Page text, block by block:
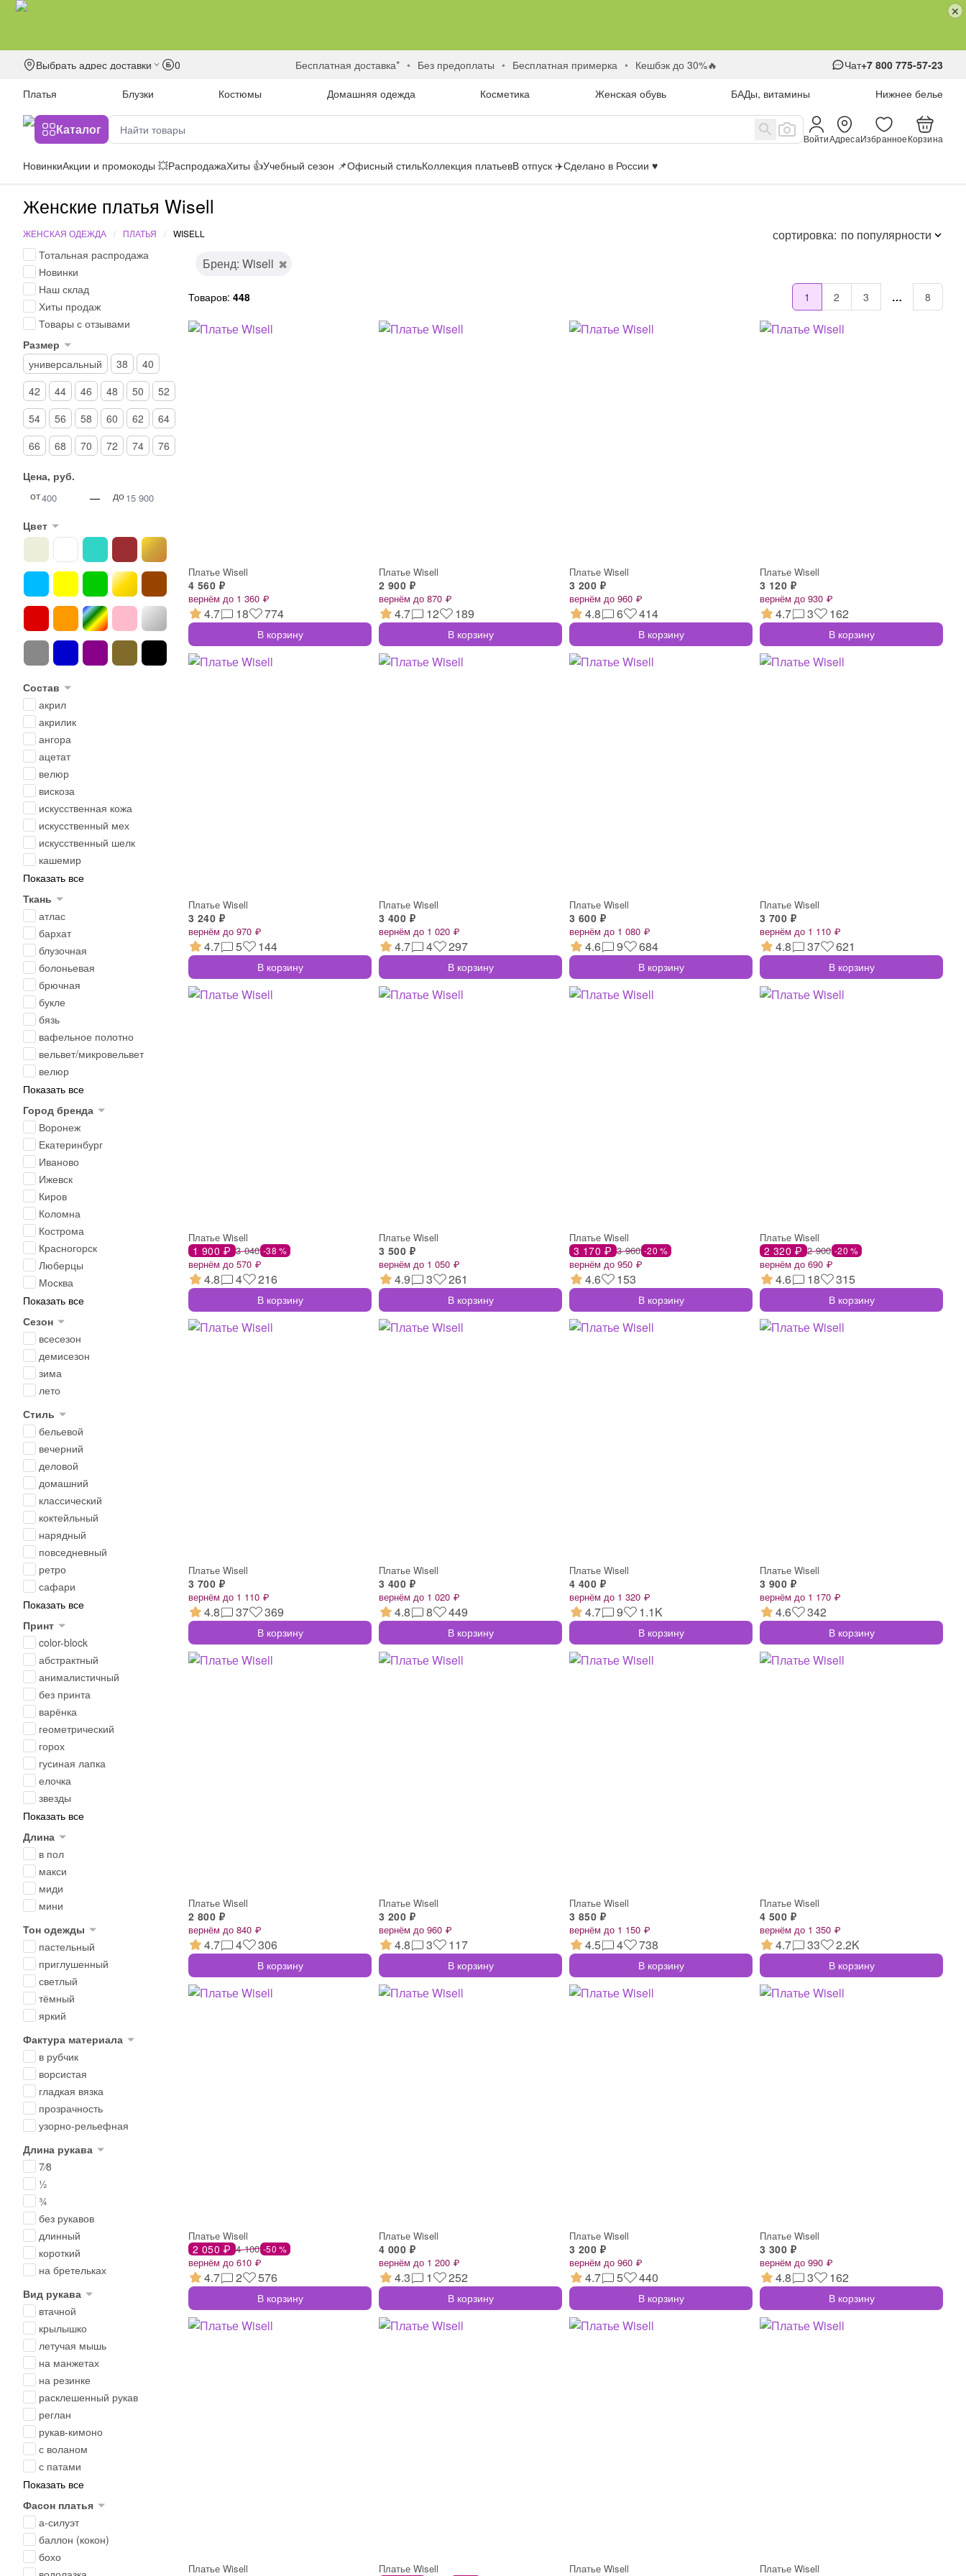
Выбрать адрес доставки 0 бесплатная доставка* без предоплаты бесплатная примерка кешбэк до 30%🔥 Чат+7 800 775-57-23
Платья
Блузки Костюмы Домашняя одежда Косметика Женская обувь БАДы, витамины Нижнее белье
Каталог
ВойтиАдресаИзбранноеКорзина
НовинкиАкции и промокоды 💥РаспродажаХиты 👍Учебный сезон 📌Офисный стильКоллекция платьевВ отпуск ✈️Сделано в России ♥️
Женские платья Wisell
сортировка: по популярности
ЖЕНСКАЯ ОДЕЖДА ПЛАТЬЯ WISELL
Тотальная распродажа
Новинки
Наш склад
Хиты продаж
Товары с отзывами
Цена, руб.
от
— до
Размер
универсальный
38
40
42
44 46 48 50
52
54
56 58 60 62
64
66
68 70 72 74 76
Цвет
Состав
акрил
акрилик
ангора
ацетат
велюр
вискоза
искусственная кожа
искусственный мех
искусственный шелк
кашемир
Показать все
Ткань
атлас
бархат
блузочная
болоньевая
брючная
букле
бязь
вафельное полотно
вельвет/микровельвет
велюр
Показать все
Город бренда
Воронеж
Екатеринбург
Иваново
Ижевск
Киров
Коломна
Кострома
Красногорск
Люберцы
Москва
Показать все
Сезон
всесезон
демисезон
зима
лето
Стиль
бельевой
вечерний
деловой
домашний
классический
коктейльный
нарядный
повседневный
ретро
сафари
Показать все
Принт
color-block
абстрактный
анималистичный
без принта
варёнка
геометрический
горох
гусиная лапка
елочка
звезды
Показать все
Длина
в пол
макси
миди
мини
Тон одежды
пастельный
приглушенный
светлый
тёмный
яркий
Фактура материала
в рубчик
ворсистая
гладкая вязка
прозрачность
узорно-рельефная
Длина рукава
7⁄8
½
¾
без рукавов
длинный
короткий
на бретельках
Вид рукава
втачной
крылышко
летучая мышь
на манжетах
на резинке
расклешенный рукав
реглан
рукав-кимоно
с воланом
с патами
Показать все
Фасон платья
а-силуэт
баллон (кокон)
бохо
Бренд: Wisell
Товаров: 448 1 2 3 … 8
Платье Wisell
4 560 ₽
вернём до 1 360 ₽
4.7 18 774
В корзину
Платье Wisell
2 900 ₽
вернём до 870 ₽
4.7 12 189
В корзину
Платье Wisell
3 200 ₽
вернём до 960 ₽
4.8 6 414
В корзину
Платье Wisell
3 120 ₽
вернём до 930 ₽
4.7 3 162
В корзину
Платье Wisell
3 240 ₽
вернём до 970 ₽
4.7 5 144
В корзину
Платье Wisell
3 400 ₽
вернём до 1 020 ₽
4.7 4 297
В корзину
Платье Wisell
3 600 ₽
вернём до 1 080 ₽
4.6 9 684
В корзину
Платье Wisell
3 700 ₽
вернём до 1 110 ₽
4.8 37 621
В корзину
Платье Wisell
1 900 ₽ 3 040 -38 %
вернём до 570 ₽
4.8 4 216
В корзину
Платье Wisell
3 500 ₽
вернём до 1 050 ₽
4.9 3 261
В корзину
Платье Wisell
3 170 ₽ 3 960 -20 %
вернём до 950 ₽
4.6 153
В корзину
Платье Wisell
2 320 ₽ 2 900 -20 %
вернём до 690 ₽
4.6 18 315
В корзину
Платье Wisell
3 700 ₽
вернём до 1 110 ₽
4.8 37 369
В корзину
Платье Wisell
3 400 ₽
вернём до 1 020 ₽
4.8 8 449
В корзину
Платье Wisell
4 400 ₽
вернём до 1 320 ₽
4.7 9 1.1K
В корзину
Платье Wisell
3 900 ₽
вернём до 1 170 ₽
4.6 342
В корзину
Платье Wisell
2 800 ₽
вернём до 840 ₽
4.7 4 306
В корзину
Платье Wisell
3 200 ₽
вернём до 960 ₽
4.8 3 117
В корзину
Платье Wisell
3 850 ₽
вернём до 1 150 ₽
4.5 4 738
В корзину
Платье Wisell
4 500 ₽
вернём до 1 350 ₽
4.7 33 2.2K
В корзину
Платье Wisell
2 050 ₽ 4 100 -50 %
вернём до 610 ₽
4.7 2 576
В корзину
Платье Wisell
4 000 ₽
вернём до 1 200 ₽
4.3 1 252
В корзину
Платье Wisell
3 200 ₽
вернём до 960 ₽
4.7 5 440
В корзину
Платье Wisell
3 300 ₽
вернём до 990 ₽
4.8 3 162
В корзину
Платье Wisell Платье Wisell Платье Wisell Платье Wisell